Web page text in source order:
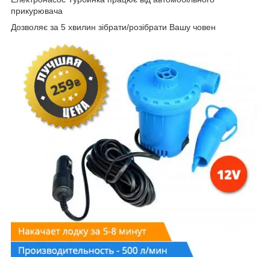
прикурювача
Дозволяє за 5 хвилин зібрати/розібрати Вашу човен